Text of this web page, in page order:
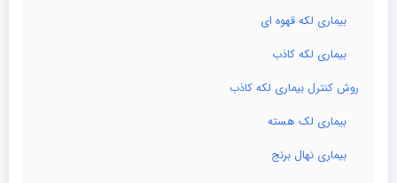
بیماری لکه قهوه ای
بیماری لکه کاذب
روش کنترل بیماری لکه کاذب
بیماری لک هسته
بیماری نهال برنج